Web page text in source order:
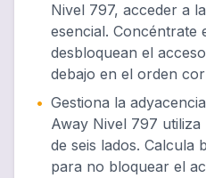
Nivel 797, acceder a
esencial. Concéntrate
desbloquean el
debajo en el orden
• Gestiona la
Away Nivel 797 utiliza
de seis lados. Calcula
para no bloquear el